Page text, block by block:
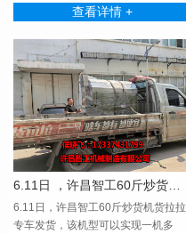
料，应用于多种领···
查看详情 +
6.11日，许昌智工60斤炒货机货拉拉
专车发货，该机型可以实现一机多